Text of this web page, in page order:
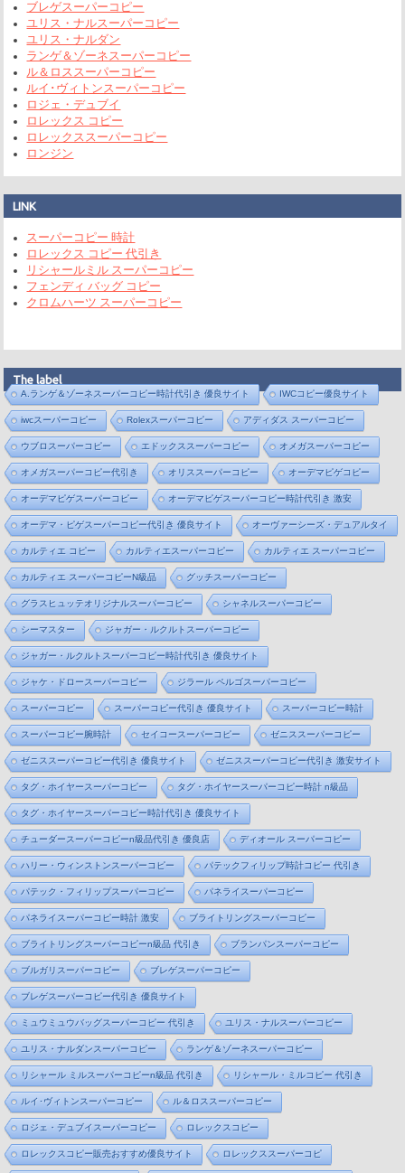
ブレゲスーパーコピー
ユリス・ナルスーパーコピー
ユリス・ナルダン
ランゲ＆ゾーネスーパーコピー
ル＆ロススーパーコピー
ルイ･ヴィトンスーパーコピー
ロジェ・デュブイ
ロレックス コピー
ロレックススーパーコピー
ロンジン
LINK
スーパーコピー 時計
ロレックス コピー 代引き
リシャールミル スーパーコピー
フェンディ バッグ コピー
クロムハーツ スーパーコピー
The label
A.ランゲ＆ゾーネスーパーコピー時計代引き 優良サイト IWCコピー優良サイト
iwcスーパーコピー Rolexスーパーコピー アディダス スーパーコピー
ウブロスーパーコピー エドックススーパーコピー オメガスーパーコピー
オメガスーパーコピー代引き オリススーパーコピー オーデマピゲコピー
オーデマピゲスーパーコピー オーデマピゲスーパーコピー時計代引き 激安
オーデマ・ピゲスーパーコピー代引き 優良サイト オーヴァーシーズ・デュアルタイ
カルティエ コピー カルティエスーパーコピー カルティエ スーパーコピー
カルティエ スーパーコピーN級品 グッチスーパーコピー
グラスヒュッテオリジナルスーパーコピー シャネルスーパーコピー
シーマスター ジャガー・ルクルトスーパーコピー
ジャガー・ルクルトスーパーコピー時計代引き 優良サイト
ジャケ・ドロースーパーコピー ジラール ペルゴスーパーコピー
スーパーコピー スーパーコピー代引き 優良サイト スーパーコピー時計
スーパーコピー腕時計 セイコースーパーコピー ゼニススーパーコピー
ゼニススーパーコピー代引き 優良サイト ゼニススーパーコピー代引き 激安サイト
タグ・ホイヤースーパーコピー タグ・ホイヤースーパーコピー時計 n級品
タグ・ホイヤースーパーコピー時計代引き 優良サイト
チューダースーパーコピーn級品代引き 優良店 ディオール スーパーコピー
ハリー・ウィンストンスーパーコピー パテックフィリップ時計コピー 代引き
パテック・フィリップスーパーコピー パネライスーパーコピー
パネライスーパーコピー時計 激安 ブライトリングスーパーコピー
ブライトリングスーパーコピーn級品 代引き ブランパンスーパーコピー
ブルガリスーパーコピー ブレゲスーパーコピー
ブレゲスーパーコピー代引き 優良サイト
ミュウミュウバッグスーパーコピー 代引き ユリス・ナルスーパーコピー
ユリス・ナルダンスーパーコピー ランゲ＆ゾーネスーパーコピー
リシャール ミルスーパーコピーn級品 代引き リシャール・ミルコピー 代引き
ルイ･ヴィトンスーパーコピー ル＆ロススーパーコピー
ロジェ・デュブイスーパーコピー ロレックスコピー
ロレックスコピー販売おすすめ優良サイト ロレックススーパーコピ